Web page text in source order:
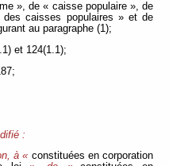
», de « caisse populaire », de
caisses populaires » et de
au paragraphe (1);
et 124(1.1);
:
à « constituées en corporation